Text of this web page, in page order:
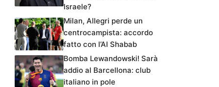
Israele?
Milan, Allegri perde un
centrocampista: accordo
fatto con l’Al Shabab
Bomba Lewandowski! Sarà
addio al Barcellona: club
italiano in pole